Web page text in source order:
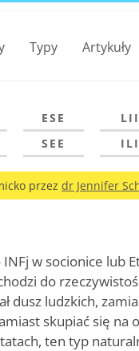
Typy Artykuły
ESE LII
SEE ILI
przez dr Jennifer
INFj w socionice
do
dusz ludzkich,
skupiać się na
ten typ